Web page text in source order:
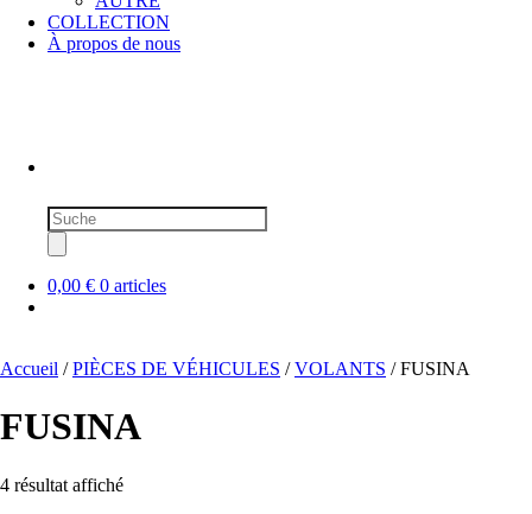
COLLECTION
À propos de nous
Recherche
de
produits
0,00 € 0 articles
Accueil /PIÈCES DE VÉHICULES /VOLANTS / FUSINA
FUSINA
4 résultat affichéTrié